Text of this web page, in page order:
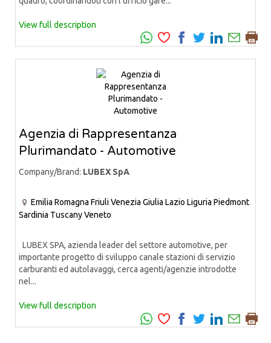
View full description
Agenzia di Rappresentanza
Plurimandato - Automotive
Company/Brand: LUBEX SpA
Emilia Romagna Friuli Venezia Giulia Lazio Liguria Piedmont
Sardinia TuscanyVeneto
LUBEX SPA, azienda leader del settore automotive, per
importante progetto di sviluppo canale stazioni di servizio
carburanti ed autolavaggi, cerca agenti/agenzie introdotte
nel...
View full description